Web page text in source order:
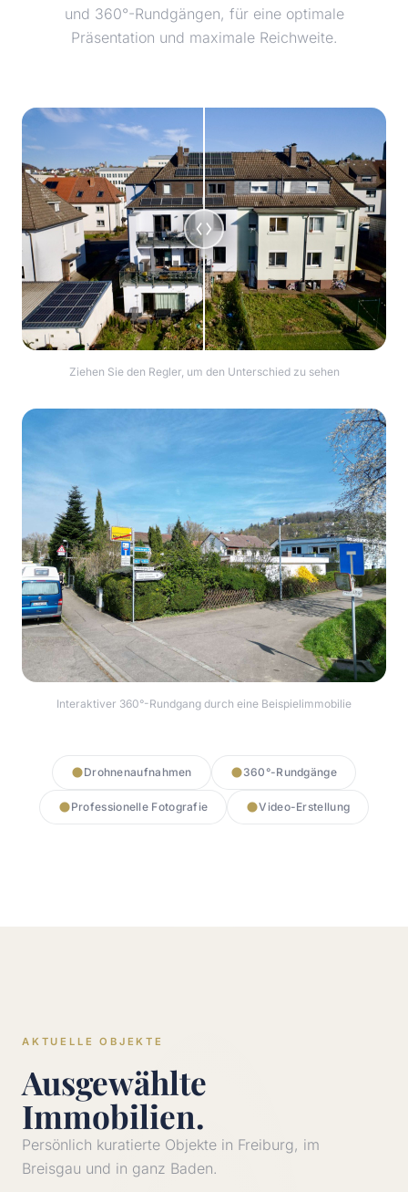
und 360°-Rundgängen, für eine optimale
Präsentation und maximale Reichweite.
Ziehen Sie den Regler, um den Unterschied zu sehen
Interaktiver 360°-Rundgang durch eine Beispielimmobilie
Drohnenaufnahmen 360°-Rundgänge
Professionelle Fotografie Video-Erstellung
AKTUELLE OBJEKTE
Ausgewählte
Immobilien.
Persönlich kuratierte Objekte in Freiburg, im
Breisgau und in ganz Baden.